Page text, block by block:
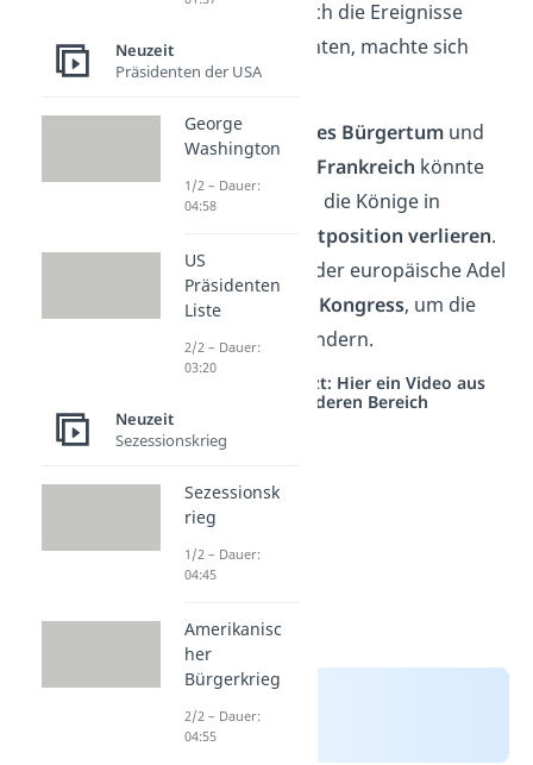
die Angst, dass sich die Ereignisse
wiederholen könnten, machte sich
breit.
Denn ein zu
starkes Bürgertum und
mächtiges Frankreich könnte
dazu führen, dass die Könige in
Machtposition verlieren.
Deshalb traf sich der europäische Adel
1815zum Wiener Kongress, um die
Situation zu verhindern.
Studyflix vernetzt: Hier ein Video aus
einem anderen Bereich
Neuzeit
Präsidenten der USA
George
Washington
1/2 – Dauer:
04:58
US
Präsidenten
Liste
2/2 – Dauer:
03:20
Neuzeit
Sezessionskrieg
Sezessionsk
rieg
1/2 – Dauer:
04:45
Amerikanisc
her
Bürgerkrieg
2/2 – Dauer:
04:55